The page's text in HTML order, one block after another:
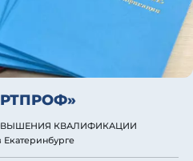
КВАЛИФИКАЦИИ
Екатеринбурге